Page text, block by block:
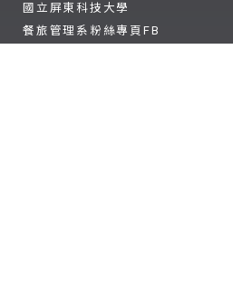
國立屏東科技大學
餐旅管理系粉絲專頁FB